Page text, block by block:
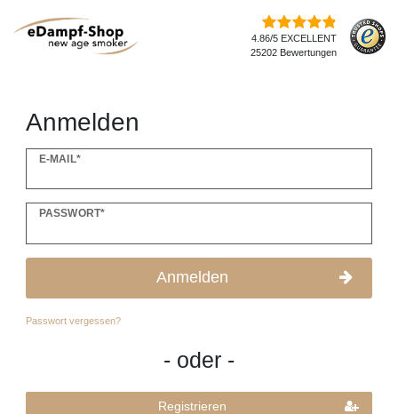
4.86/5 EXCELLENT
25202 Bewertungen
Anmelden
E-MAIL*
PASSWORT*
Anmelden
Passwort vergessen?
- oder -
Registrieren